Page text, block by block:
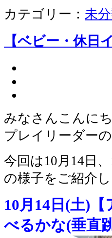
カテゴリー： 未
【ベビー・休日
みなさんこんにち
プレイリーダー
今回は10月14日
の様子をご紹介し
10月14日(土)
べるかな(垂直